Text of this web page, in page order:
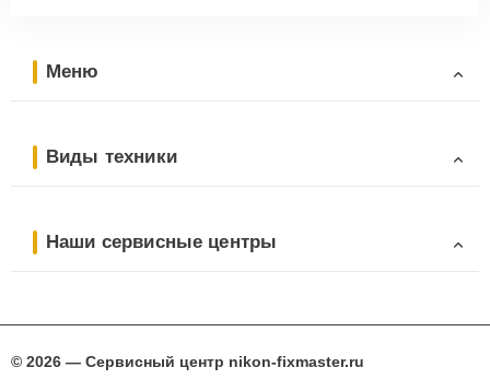
Меню
Виды техники
Наши сервисные центры
© 2026 — Сервисный центр nikon-fixmaster.ru